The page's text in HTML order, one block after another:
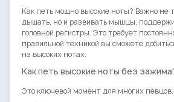
Как петь мощно высокие ноты? Важно не
дышать, но и развивать мышцы,
головной регистры. Это требует
правильной техникой вы сможете
на высоких нотах.
Как петь высокие ноты без
Это ключевой момент для многих